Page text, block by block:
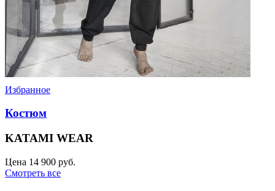
Избранное
Костюм
KATAMI WEAR
Цена 14 900 руб.
Смотреть все